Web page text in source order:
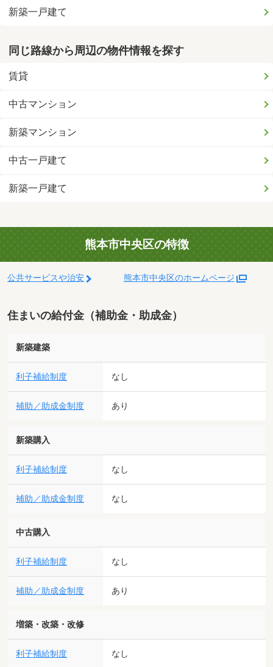
新築一戸建て
同じ路線から周辺の物件情報を探す
賃貸
中古マンション
新築マンション
中古一戸建て
新築一戸建て
熊本市中央区の特徴
公共サービスや治安 熊本市中央区のホームページ
住まいの給付金（補助金・助成金）
新築建築
利子補給制度 なし
補助／助成金制度 あり
新築購入
利子補給制度 なし
補助／助成金制度 なし
中古購入
利子補給制度 なし
補助／助成金制度 あり
増築・改築・改修
利子補給制度 なし